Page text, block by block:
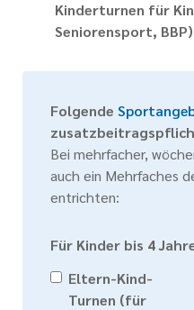
Kinderturnen für
Seniorensport, BBP)
Folgende
Bei mehrfacher,
auch ein Mehrfaches
entrichten:
Für Kinder bis 4
Eltern-Kind-
Turnen (für